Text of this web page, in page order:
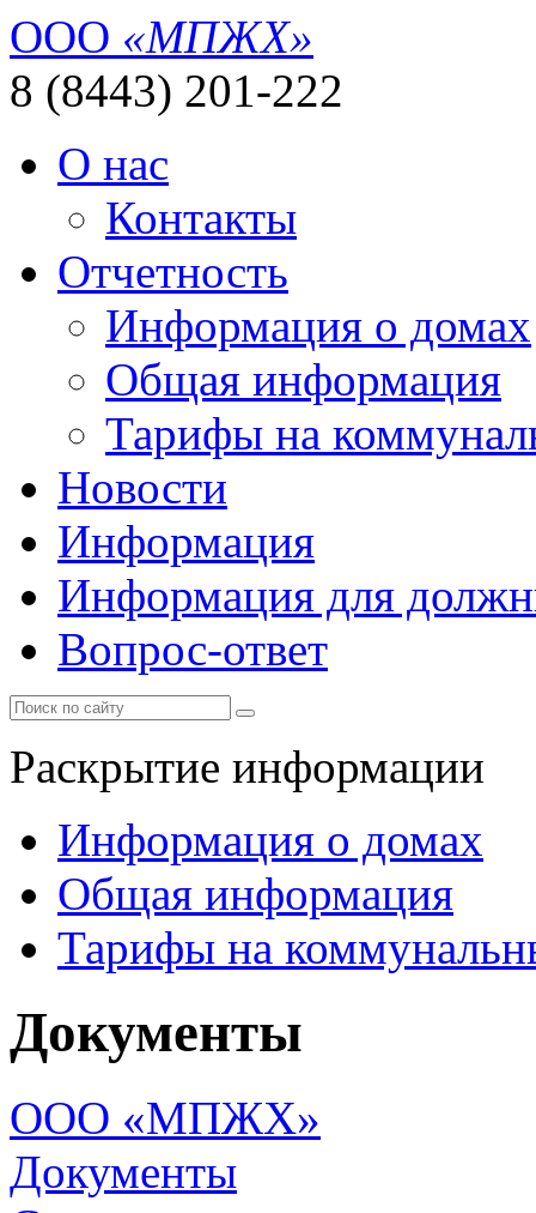
ООО «МПЖХ»
8 (8443) 201-222
О нас
Контакты
Отчетность
Информация о домах
Общая информация
Тарифы на
Новости
Информация
Информация для
Вопрос-ответ
Раскрытие информации
Информация о домах
Общая информация
Тарифы на
Документы
ООО «МПЖХ»
Документы